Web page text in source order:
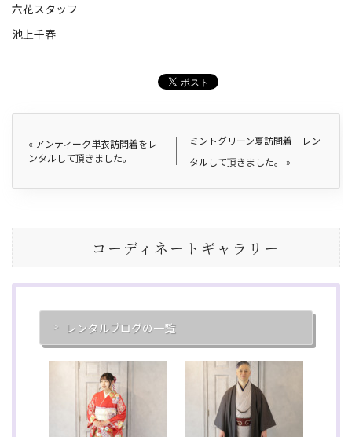
六花スタッフ
池上千春
« アンティーク単衣訪問着をレ
ンタルして頂きました。
ミントグリーン夏訪問着 レン
タルして頂きました。 »
コーディネートギャラリー
レンタルブログの一覧